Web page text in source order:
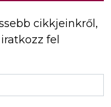
cikkjeinkről,
fel